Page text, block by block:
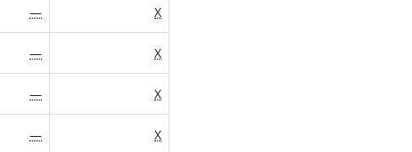
— X
— X
— X
— X